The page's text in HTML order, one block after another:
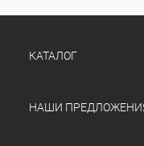
КАТАЛОГ
НАШИ